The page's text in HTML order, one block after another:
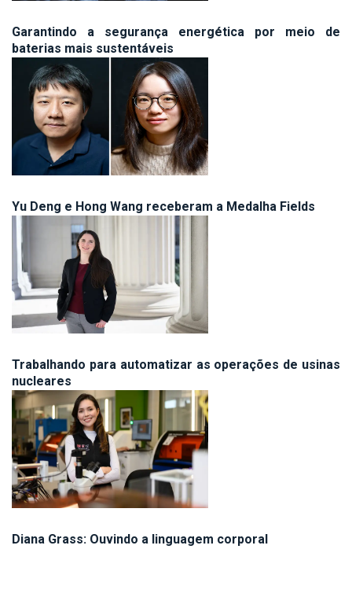
Garantindo a segurança energética por meio de
baterias mais sustentáveis
Yu Deng e Hong Wang receberam a Medalha Fields
Trabalhando para automatizar as operações de usinas
nucleares
Diana Grass: Ouvindo a linguagem corporal